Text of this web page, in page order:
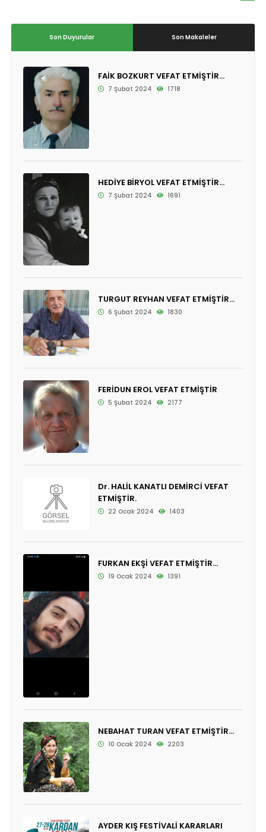
Son Duyurular Son Makaleler
FAİK BOZKURT VEFAT ETMİŞTİR...
7 Şubat 2024 1718
HEDİYE BİRYOL VEFAT ETMİŞTİR...
7 Şubat 2024 1691
TURGUT REYHAN VEFAT ETMİŞTİR...
6 Şubat 2024 1830
FERİDUN EROL VEFAT ETMİŞTİR
5 Şubat 2024 2177
Dr. HALİL KANATLI DEMİRCİ VEFAT
ETMİŞTİR.
22 Ocak 2024 1403
FURKAN EKŞİ VEFAT ETMİŞTİR...
19 Ocak 2024 1391
NEBAHAT TURAN VEFAT ETMİŞTİR...
10 Ocak 2024 2203
AYDER KIŞ FESTİVALİ KARARLARI